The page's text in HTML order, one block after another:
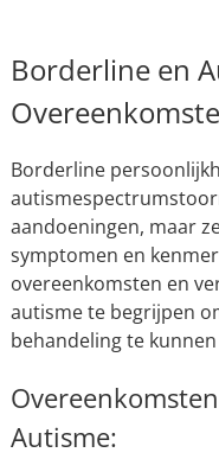
Borderline en
Borderline
aandoeningen, maar
symptomen en
overeenkomsten en
autisme te begrijpen
behandeling te
Autisme: